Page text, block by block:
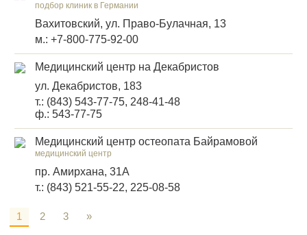
подбор клиник в Германии
Вахитовский, ул. Право-Булачная, 13
м.: +7-800-775-92-00
Медицинский центр на Декабристов
ул. Декабристов, 183
т.: (843) 543-77-75, 248-41-48
ф.: 543-77-75
Медицинский центр остеопата Байрамовой
медицинский центр
пр. Амирхана, 31А
т.: (843) 521-55-22, 225-08-58
1 2 3 »